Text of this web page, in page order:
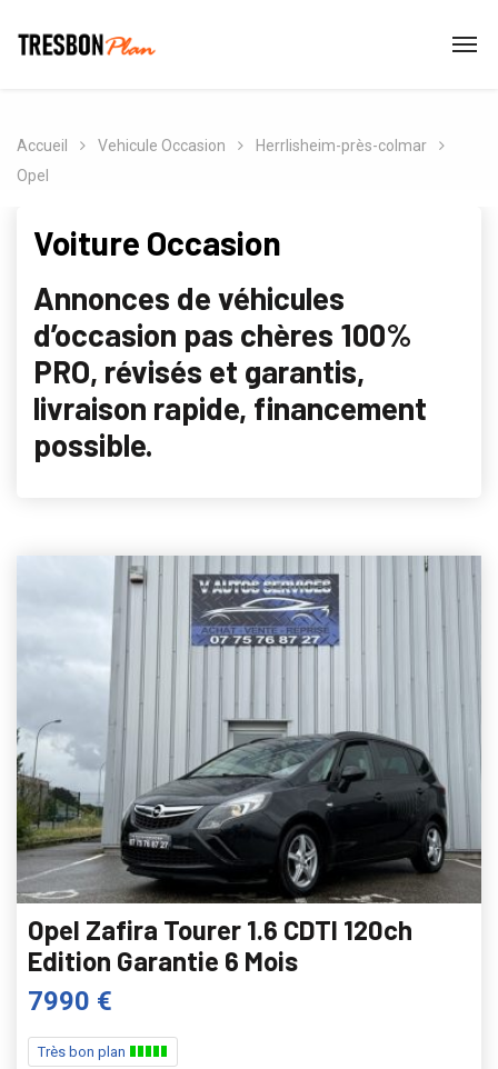
Accueil Vehicule Occasion
Herrlisheim-près-colmar
Opel
Voiture Occasion
Annonces de véhicules
d’occasion pas chères 100%
PRO, révisés et garantis,
livraison rapide, financement
possible.
Opel Zafira Tourer 1.6 CDTI 120ch
Edition Garantie 6 Mois
7990 €
Très bon plan